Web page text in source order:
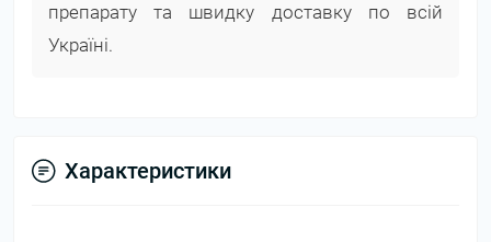
препарату та швидку доставку по всій
Україні.
Характеристики